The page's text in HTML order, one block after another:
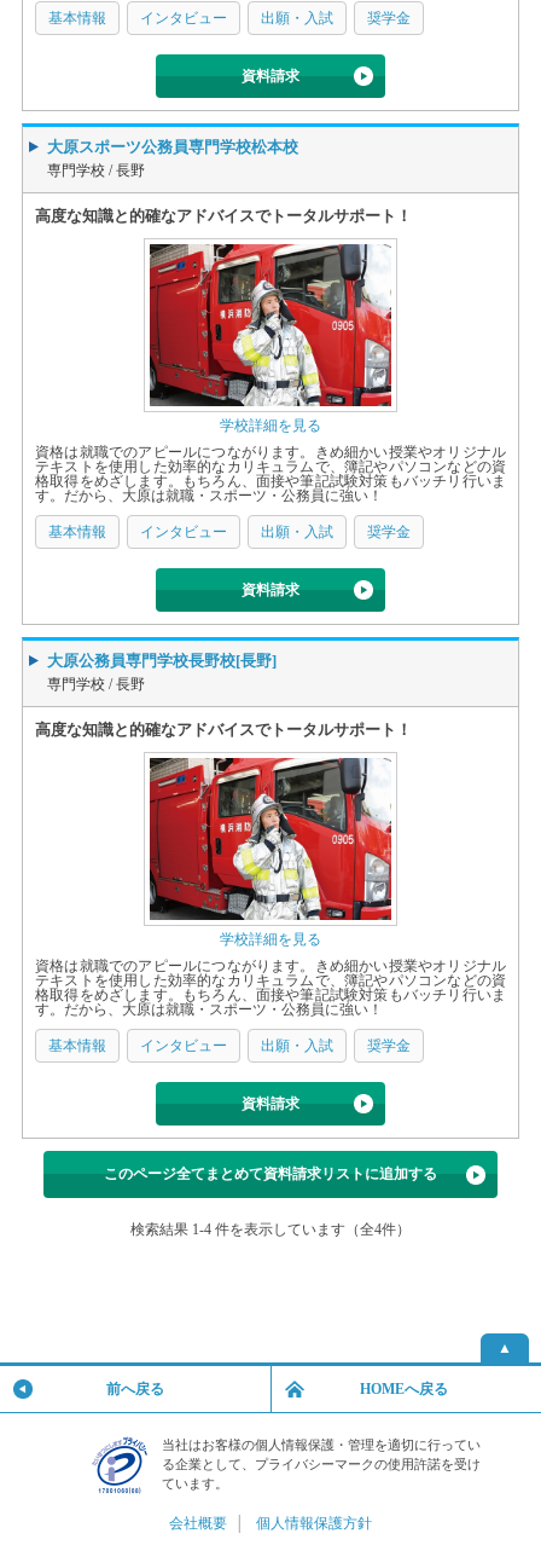
基本情報 インタビュー 出願・入試 奨学金
資料請求
大原スポーツ公務員専門学校松本校
専門学校 /長野
高度な知識と的確なアドバイスでトータルサポート！
学校詳細を見る
資格は就職でのアピールにつながります。きめ細かい授業やオリジナル
テキストを使用した効率的なカリキュラムで、簿記やパソコンなどの資
格取得をめざします。もちろん、面接や筆記試験対策もバッチリ行いま
す。だから、大原は就職・スポーツ・公務員に強い！
基本情報 インタビュー 出願・入試 奨学金
資料請求
大原公務員専門学校長野校[長野]
専門学校 /長野
高度な知識と的確なアドバイスでトータルサポート！
学校詳細を見る
資格は就職でのアピールにつながります。きめ細かい授業やオリジナル
テキストを使用した効率的なカリキュラムで、簿記やパソコンなどの資
格取得をめざします。もちろん、面接や筆記試験対策もバッチリ行いま
す。だから、大原は就職・スポーツ・公務員に強い！
基本情報 インタビュー 出願・入試 奨学金
資料請求
このページ全てまとめて資料請求リストに追加する
検索結果 1-4 件を表示しています（全4件）
▲
前へ戻る HOMEへ戻る
当社はお客様の個人情報保護・管理を適切に行ってい
る企業として、プライバシーマークの使用許諾を受け
ています。
会社概要 個人情報保護方針